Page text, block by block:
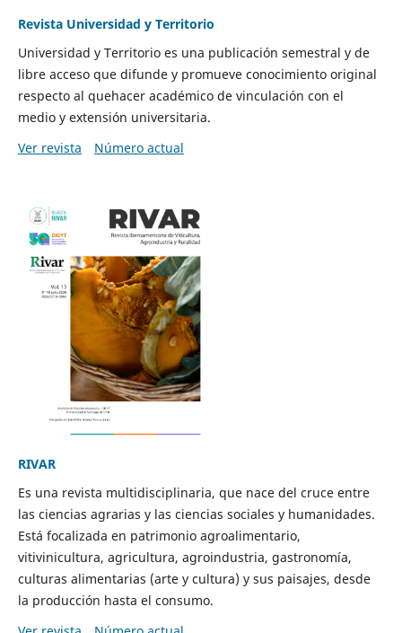
Revista Universidad y Territorio
Universidad y Territorio es una publicación semestral y de
libre acceso que difunde y promueve conocimiento original
respecto al quehacer académico de vinculación con el
medio y extensión universitaria.
Ver revista
Número actual
RIVAR
Es una revista multidisciplinaria, que nace del cruce entre
las ciencias agrarias y las ciencias sociales y humanidades.
Está focalizada en patrimonio agroalimentario,
vitivinicultura, agricultura, agroindustria, gastronomía,
culturas alimentarias (arte y cultura) y sus paisajes, desde
la producción hasta el consumo.